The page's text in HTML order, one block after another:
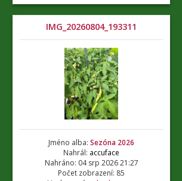
IMG_20260804_193311
Jméno alba: Sezóna 2026
Nahrál: accuface
Nahráno: 04 srp 2026 21:27
Počet zobrazení: 85